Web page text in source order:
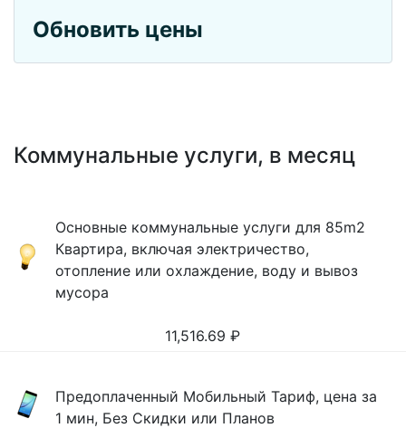
Обновить цены
Коммунальные услуги, в месяц
Основные коммунальные услуги для 85m2
Квартира, включая электричество,
отопление или охлаждение, воду и вывоз
мусора
11,516.69 ₽
Предоплаченный Мобильный Тариф, цена за
1 мин, Без Скидки или Планов